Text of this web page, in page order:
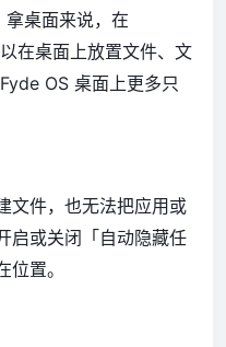
拿桌面来说，在
在桌面上放置文件、文
OS 桌面上更多只
文件，也无法把应用或
启或关闭「自动隐藏任
置。